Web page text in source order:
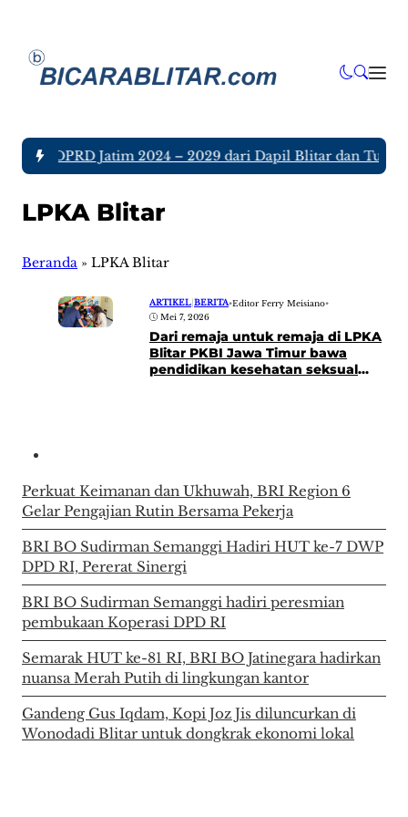
DPRD Jatim 2024 – 2029 dari Dapil Blitar dan
LPKA Blitar
Beranda » LPKA Blitar
ARTIKEL BERITA•Editor Ferry Meisiano•
Mei 7, 2026
Dari remaja untuk remaja di LPKA
Blitar PKBI Jawa Timur bawa
pendidikan kesehatan seksual
Perkuat Keimanan dan Ukhuwah, BRI Region 6
Gelar Pengajian Rutin Bersama Pekerja
BRI BO Sudirman Semanggi Hadiri HUT ke-7 DWP
DPD RI, Pererat Sinergi
BRI BO Sudirman Semanggi hadiri peresmian
pembukaan Koperasi DPD RI
Semarak HUT ke-81 RI, BRI BO Jatinegara hadirkan
nuansa Merah Putih di lingkungan kantor
Gandeng Gus Iqdam, Kopi Joz Jis diluncurkan di
Wonodadi Blitar untuk dongkrak ekonomi lokal